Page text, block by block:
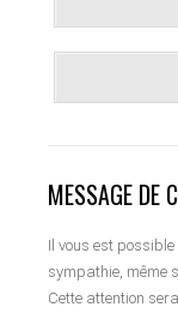
MESSAGE DE
Il vous est
sympathie, même
Cette attention